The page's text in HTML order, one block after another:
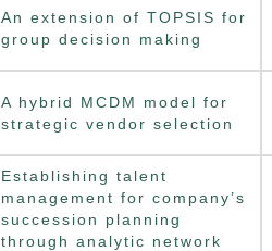
An extension of TOPSIS for
group decision making
A hybrid MCDM model for
strategic vendor selection
Establishing talent
management for company’s
succession planning
through analytic network